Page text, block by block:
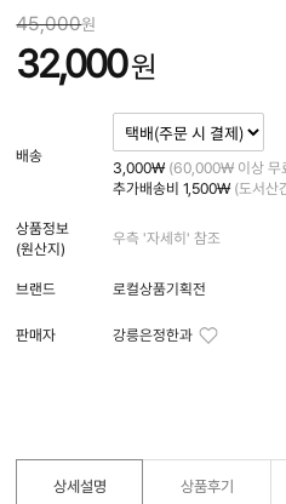
45,000원
32,000원
배송
3,000₩ (60,000₩ 이상 무
추가배송비 1,500₩ (도서산
상품정보
(원산지)
우측 '자세히' 참조
브랜드 로컬상품기획전
판매자 강릉은정한과
상세설명 상품후기